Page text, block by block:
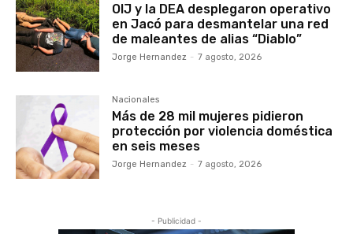
OIJ y la DEA desplegaron operativo
en Jacó para desmantelar una red
de maleantes de alias “Diablo”
Jorge Hernandez - 7 agosto, 2026
Nacionales
Más de 28 mil mujeres pidieron
protección por violencia doméstica
en seis meses
Jorge Hernandez - 7 agosto, 2026
- Publicidad -